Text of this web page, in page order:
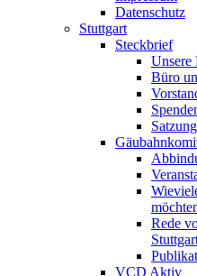
Datenschutz
Stuttgart
Steckbrief
Unsere
Büro
Satzung
Rede
VCD Aktiv